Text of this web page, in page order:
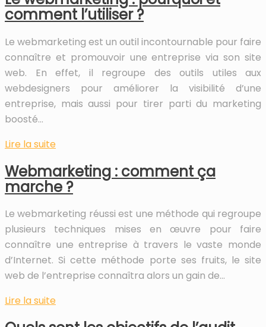
comment l’utiliser ?
Le webmarketing est un outil incontournable pour faire
connaître et promouvoir une entreprise via son site
web. En effet, il regroupe des outils utiles aux
webdesigners pour améliorer la visibilité d’une
entreprise, mais aussi pour tirer parti du marketing
boosté…
Lire la suite
Webmarketing : comment ça
marche ?
Le webmarketing réussi est une méthode qui regroupe
plusieurs techniques mises en œuvre pour faire
connaître une entreprise à travers le vaste monde
d’Internet. Si cette méthode porte ses fruits, le site
web de l’entreprise connaîtra alors un gain de…
Lire la suite